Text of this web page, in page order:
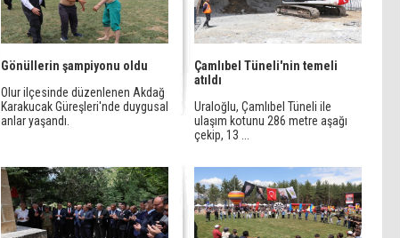
Gönüllerin şampiyonu oldu
Olur ilçesinde düzenlenen Akdağ
Karakucak Güreşleri'nde duygusal
anlar yaşandı.
Çamlıbel Tüneli'nin temeli
atıldı
Uraloğlu, Çamlıbel Tüneli ile
ulaşım kotunu 286 metre aşağı
çekip, 13 ...